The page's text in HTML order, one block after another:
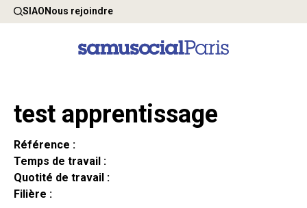
SIAONous rejoindre
test apprentissage
Référence :
Temps de travail :
Quotité de travail :
Filière :